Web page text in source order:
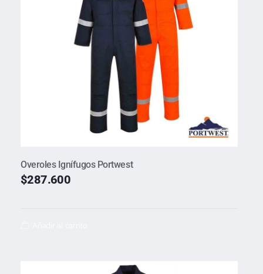
Overoles Ignífugos Portwest
$287.600